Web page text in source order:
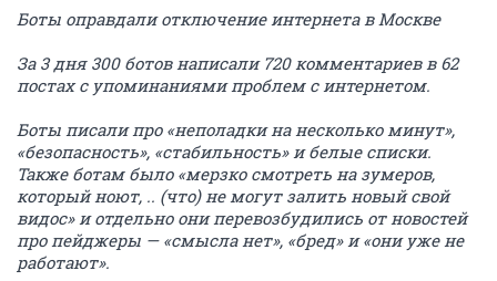
Боты оправдали отключение интернета в Москве
За 3 дня 300 ботов написали 720 комментариев в 62
постах с упоминаниями проблем с интернетом.
Боты писали про «неполадки на несколько минут»,
«безопасность», «стабильность» и белые списки.
Также ботам было «мерзко смотреть на зумеров,
который ноют, .. (что) не могут залить новый свой
видос» и отдельно они перевозбудились от новостей
про пейджеры — «смысла нет», «бред» и «они уже не
работают».